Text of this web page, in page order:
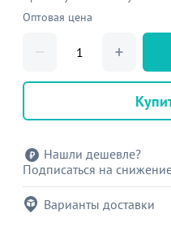
Оптовая цена
Нашли дешевле?
Подписаться на
Варианты доставки